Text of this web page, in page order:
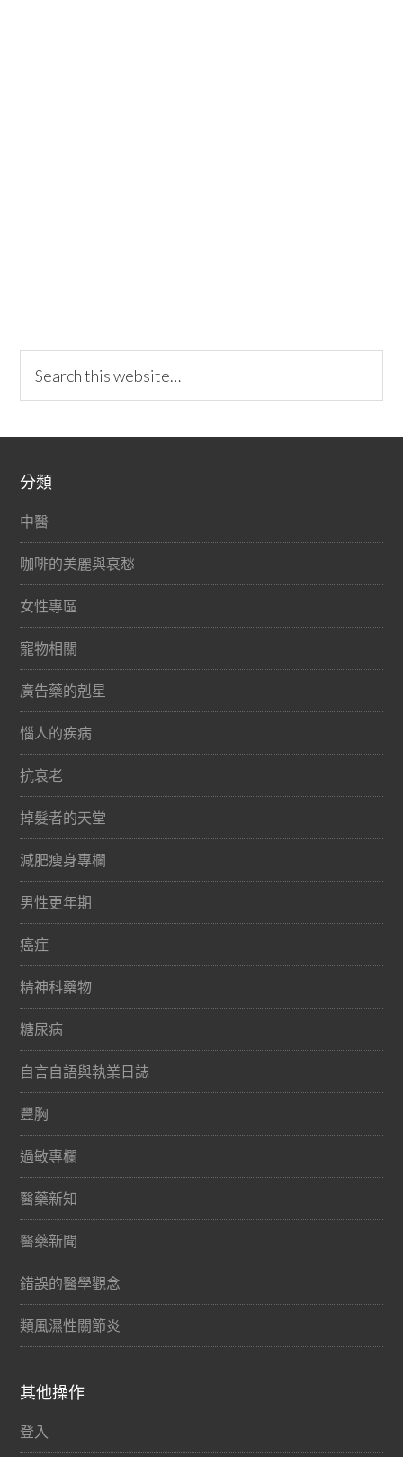
分類
中醫
咖啡的美麗與哀愁
女性專區
寵物相關
廣告藥的剋星
惱人的疾病
抗衰老
掉髮者的天堂
減肥瘦身專欄
男性更年期
癌症
精神科藥物
糖尿病
自言自語與執業日誌
豐胸
過敏專欄
醫藥新知
醫藥新聞
錯誤的醫學觀念
類風濕性關節炎
其他操作
登入